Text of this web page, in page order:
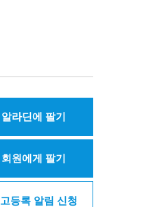
알라딘에 팔기
회원에게 팔기
등록 알림 신청